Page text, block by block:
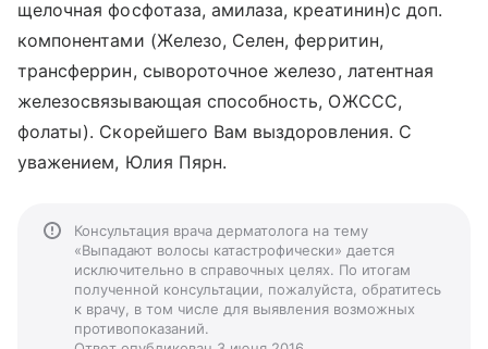
щелочная фосфотаза, амилаза, креатинин)с доп.
компонентами (Железо, Селен, ферритин,
трансферрин, сывороточное железо, латентная
железосвязывающая способность, ОЖССС,
фолаты). Скорейшего Вам выздоровления. С
уважением, Юлия Пярн.
Консультация врача дерматолога на тему
«Выпадают волосы катастрофически» дается
исключительно в справочных целях. По итогам
полученной консультации, пожалуйста, обратитесь
к врачу, в том числе для выявления возможных
противопоказаний.